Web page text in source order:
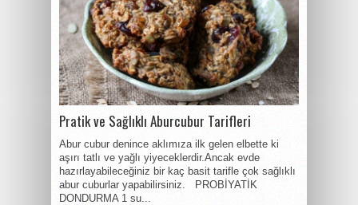
Pratik ve Sağlıklı Aburcubur Tarifleri
Abur cubur denince aklımıza ilk gelen elbette ki
aşırı tatlı ve yağlı yiyeceklerdir.Ancak evde
hazırlayabileceğiniz bir kaç basit tarifle çok sağlıklı
abur cuburlar yapabilirsiniz. PROBİYATİK
DONDURMA 1 su...